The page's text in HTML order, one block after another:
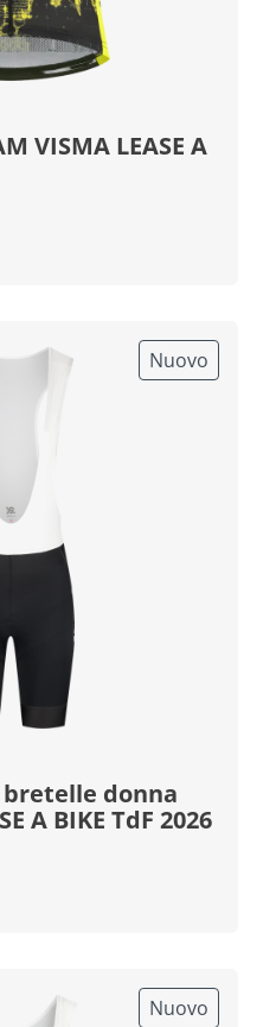
VISMA LEASE A
Nuovo
donna
A BIKE TdF 2026
Nuovo